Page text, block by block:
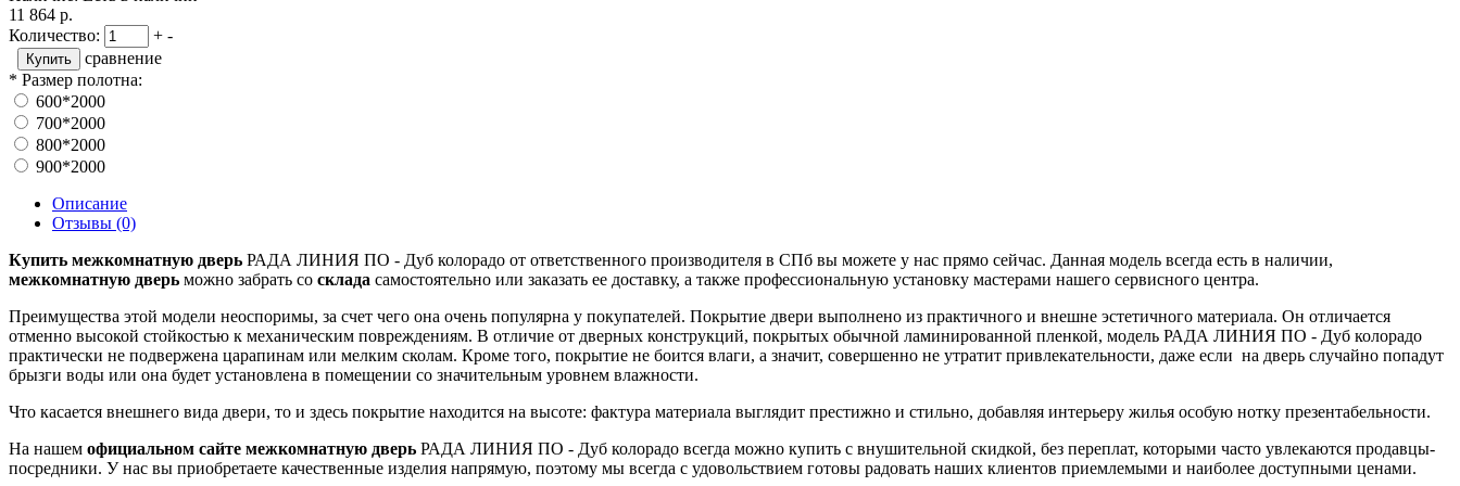
11 864 р.
Количество:
+ -
сравнение
* Размер полотна:
600*2000
700*2000
800*2000
900*2000
Описание
Отзывы (0)
Купить межкомнатную дверь РАДА ЛИНИЯ ПО - Дуб колорадо от ответственного производителя в СПб вы можете у нас прямо сейчас. Данная модель всегда есть в наличии,
межкомнатную дверь можно забрать со склада самостоятельно или заказать ее доставку, а также профессиональную установку мастерами нашего сервисного центра.
Преимущества этой модели неоспоримы, за счет чего она очень популярна у покупателей. Покрытие двери выполнено из практичного и внешне эстетичного материала. Он отличается
отменно высокой стойкостью к механическим повреждениям. В отличие от дверных конструкций, покрытых обычной ламинированной пленкой, модель РАДА ЛИНИЯ ПО - Дуб колорадо
практически не подвержена царапинам или мелким сколам. Кроме того, покрытие не боится влаги, а значит, совершенно не утратит привлекательности, даже если на дверь случайно попадут
брызги воды или она будет установлена в помещении со значительным уровнем влажности.
Что касается внешнего вида двери, то и здесь покрытие находится на высоте: фактура материала выглядит престижно и стильно, добавляя интерьеру жилья особую нотку презентабельности.
На нашем официальном сайте межкомнатную дверь РАДА ЛИНИЯ ПО - Дуб колорадо всегда можно купить с внушительной скидкой, без переплат, которыми часто увлекаются продавцы-
посредники. У нас вы приобретаете качественные изделия напрямую, поэтому мы всегда с удовольствием готовы радовать наших клиентов приемлемыми и наиболее доступными ценами.